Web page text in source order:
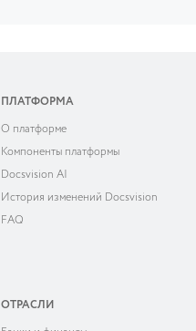
ПЛАТФОРМА
О платформе
Компоненты платформы
Docsvision AI
История изменений Docsvision
FAQ
ОТРАСЛИ